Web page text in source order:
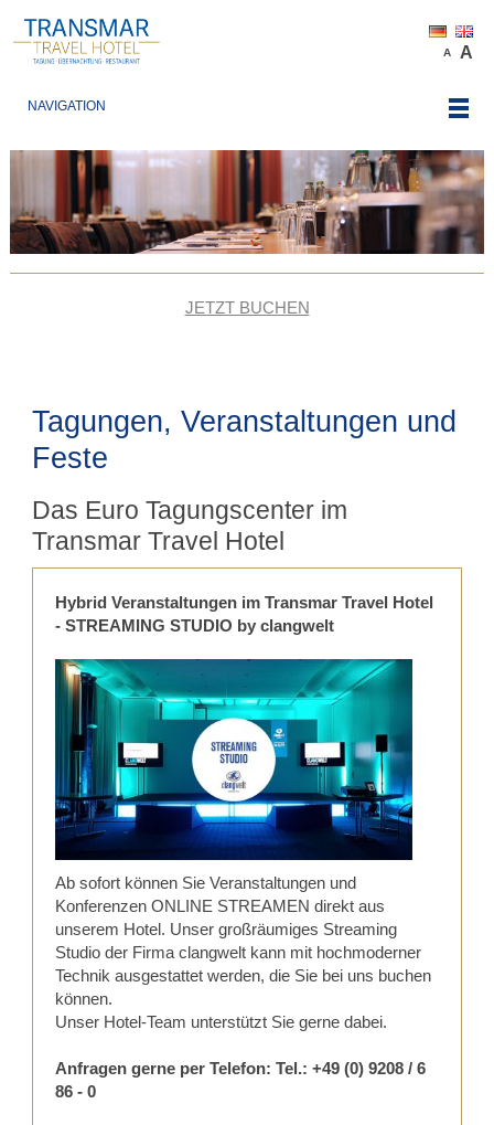
A A
NAVIGATION
JETZT BUCHEN
Tagungen, Veranstaltungen und
Feste
Das Euro Tagungscenter im
Transmar Travel Hotel
Hybrid Veranstaltungen im Transmar Travel Hotel
- STREAMING STUDIO by clangwelt
Ab sofort können Sie Veranstaltungen und
Konferenzen ONLINE STREAMEN direkt aus
unserem Hotel. Unser großräumiges Streaming
Studio der Firma clangwelt kann mit hochmoderner
Technik ausgestattet werden, die Sie bei uns buchen
können.
Unser Hotel-Team unterstützt Sie gerne dabei.
Anfragen gerne per Telefon: Tel.: +49 (0) 9208 / 6
86 - 0